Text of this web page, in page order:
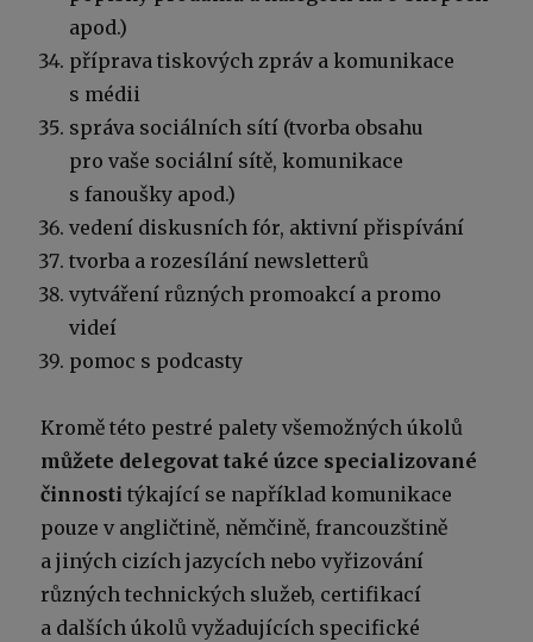
apod.)
příprava tiskových zpráv a komunikace
s médii
správa sociálních sítí (tvorba obsahu
pro vaše sociální sítě, komunikace
s fanoušky apod.)
vedení diskusních fór, aktivní přispívání
tvorba a rozesílání newsletterů
vytváření různých promoakcí a promo
videí
pomoc s podcasty
Kromě této pestré palety všemožných úkolů
můžete delegovat také úzce specializované
činnosti týkající se například komunikace
pouze v angličtině, němčině, francouzštině
a jiných cizích jazycích nebo vyřizování
různých technických služeb, certifikací
a dalších úkolů vyžadujících specifické